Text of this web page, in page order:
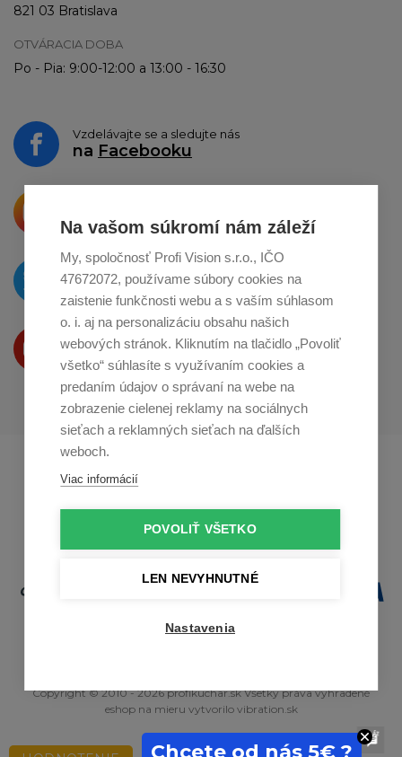
821 03 Bratislava
OTVÁRACIA DOBA
Po - Pia: 9:00-12:00 a 13:00 - 16:30
Vzdelávajte se a sledujte nás
na Facebooku
o zdieľanie naInstagrame
O novinkách píšeme
naTwitteri
Produkty Vám predstavujeme
na Youtube
Profikuchař.cz
Copyright © 2010 - 2026 profikuchar.sk Všetky práva vyhradené
eshop na mieru vytvorilo vibration.sk
Na vašom súkromí nám záleží
My, spoločnosť Profi Vision s.r.o., IČO
47672072, používame súbory cookies na
zaistenie funkčnosti webu a s vaším súhlasom
o. i. aj na personalizáciu obsahu našich
webových stránok. Kliknutím na tlačidlo „Povoliť
všetko“ súhlasíte s využívaním cookies a
predaním údajov o správaní na webe na
zobrazenie cielenej reklamy na sociálnych
sieťach a reklamných sieťach na ďalších
weboch.
Viac informácií
POVOLIŤ VŠETKO
LEN NEVYHNUTNÉ
Nastavenia
Chcete od nás 5€ ?